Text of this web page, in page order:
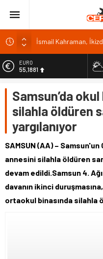
İsmail Kahraman,
Malatya Havalimanı
Ekimde
Akülü aracındayken
öldü
Antalya’da nem yüzde
Isparta’da bisiklet
EURO
55,1881
6.660,55
BİST
13.779,39
DOLAR
47,7111
Samsun’da
silahla öldüren
yargılanıyor
SAMSUN (AA) –
annesini silahla öldüren
devam edildi.Samsun 4.
davanın ikinci
ortaokul binasında silahla